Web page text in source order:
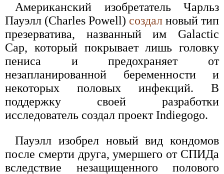
Американский изобретатель Чарльз
Пауэлл (Charles Powell) создал новый тип
презерватива, названный им Galactic
Cap, который покрывает лишь головку
пениса и предохраняет от
незапланированной беременности и
некоторых половых инфекций. В
поддержку своей разработки
исследователь создал проект Indiegogo.
Пауэлл изобрел новый вид кондомов
после смерти друга, умершего от СПИДа
вследствие незащищенного полового